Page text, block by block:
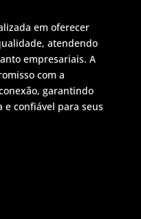
em oferecer
atendendo
empresariais. A
com a
garantindo
confiável para seus